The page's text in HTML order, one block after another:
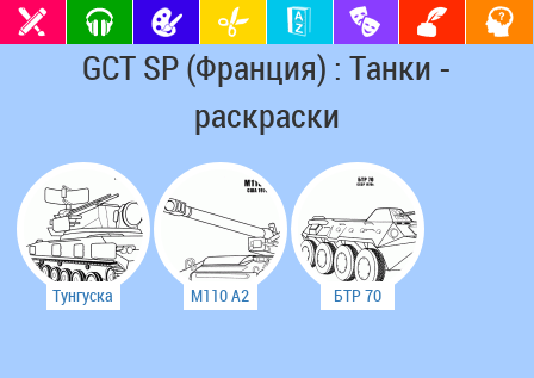
GCT SP (Франция) : Танки -
раскраски
Тунгуска
М110 А2
БТР 70